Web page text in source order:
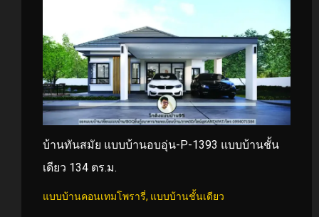
บ้านทันสมัย แบบบ้านอบอุ่น-P-1393 แบบบ้านชั้น
เดียว 134 ตร.ม.
แบบบ้านคอนเทมโพรารี่, แบบบ้านชั้นเดียว